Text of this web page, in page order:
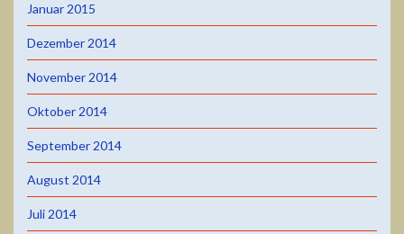
Januar 2015
Dezember 2014
November 2014
Oktober 2014
September 2014
August 2014
Juli 2014